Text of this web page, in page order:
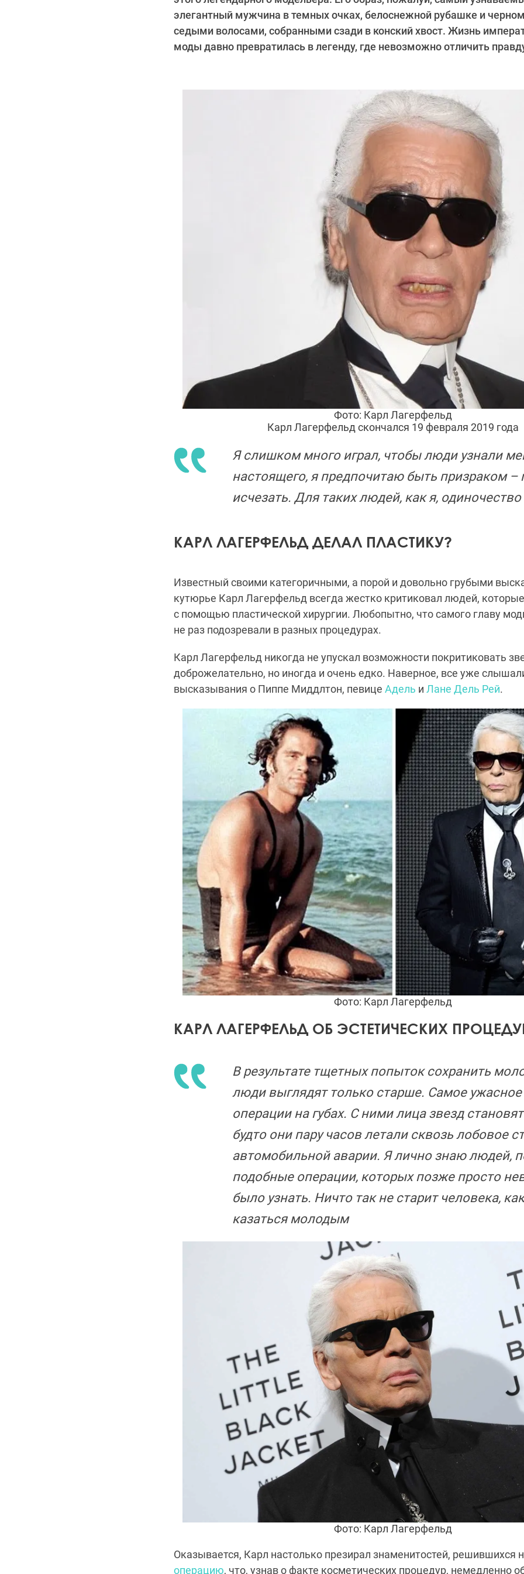
элегантный мужчина в темных очках, белоснежной рубашке и
седыми волосами, собранными сзади в конский хвост. Жизнь
моды давно превратилась в легенду, где невозможно отличить
Фото: Карл Лагерфельд
Карл Лагерфельд скончался 19 февраля 2019 года
Я слишком много играл, чтобы люди узнали
настоящего, я предпочитаю быть призраком –
исчезать. Для таких людей, как я, одиночество
КАРЛ ЛАГЕРФЕЛЬД ДЕЛАЛ ПЛАСТИКУ?
Известный своими категоричными, а порой и довольно грубыми
кутюрье Карл Лагерфельд всегда жестко критиковал людей,
с помощью пластической хирургии. Любопытно, что самого главу
не раз подозревали в разных процедурах.
Карл Лагерфельд никогда не упускал возможности покритиковать
доброжелательно, но иногда и очень едко. Наверное, все уже
высказывания о Пиппе Миддлтон, певице Адель и Лане Дель Рей.
Фото: Карл Лагерфельд
КАРЛ ЛАГЕРФЕЛЬД ОБ ЭСТЕТИЧЕСКИХ
В результате тщетных попыток сохранить
люди выглядят только старше. Самое ужасное
операции на губах. С ними лица звезд
будто они пару часов летали сквозь лобовое
автомобильной аварии. Я лично знаю людей,
подобные операции, которых позже просто
было узнать. Ничто так не старит человека,
казаться молодым
Фото: Карл Лагерфельд
Оказывается, Карл настолько презирал знаменитостей, решившихся
операцию, что, узнав о факте косметических процедур, немедленно